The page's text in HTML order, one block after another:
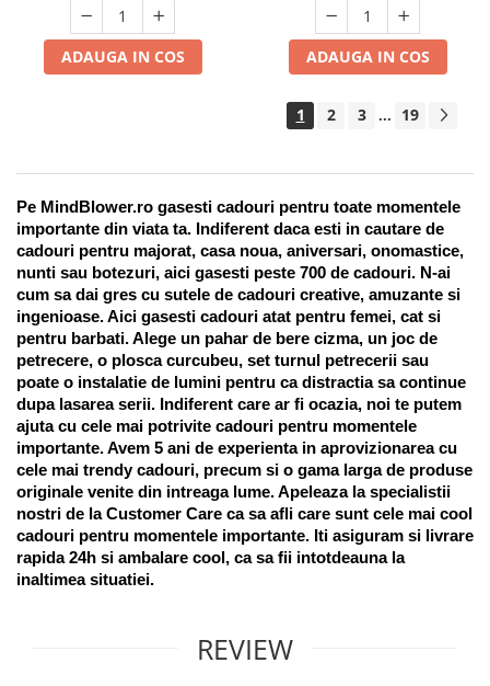
ADAUGA IN COS ADAUGA IN COS
1 2 3 ... 19
Pe MindBlower.ro gasesti cadouri pentru toate momentele
importante din viata ta. Indiferent daca esti in cautare de
cadouri pentru majorat, casa noua, aniversari, onomastice,
nunti sau botezuri, aici gasesti peste 700 de cadouri. N-ai
cum sa dai gres cu sutele de cadouri creative, amuzante si
ingenioase. Aici gasesti cadouri atat pentru femei, cat si
pentru barbati. Alege un pahar de bere cizma, un joc de
petrecere, o plosca curcubeu, set turnul petrecerii sau
poate o instalatie de lumini pentru ca distractia sa continue
dupa lasarea serii. Indiferent care ar fi ocazia, noi te putem
ajuta cu cele mai potrivite cadouri pentru momentele
importante. Avem 5 ani de experienta in aprovizionarea cu
cele mai trendy cadouri, precum si o gama larga de produse
originale venite din intreaga lume. Apeleaza la specialistii
nostri de la Customer Care ca sa afli care sunt cele mai cool
cadouri pentru momentele importante. Iti asiguram si livrare
rapida 24h si ambalare cool, ca sa fii intotdeauna la
inaltimea situatiei.
REVIEW